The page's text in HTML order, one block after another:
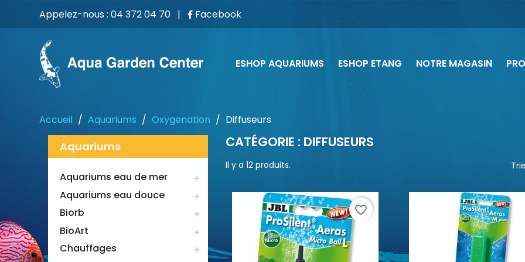
Appelez-nous : 04 372 04 70 | Facebook
ESHOP AQUARIUMS ESHOP ETANG NOTRE MAGASIN
Accueil Aquariums Oxygenation Diffuseurs
Aquariums
Aquariums eau de mer 
Aquariums eau douce 
Biorb 
BioArt 
Chauffages 
CATÉGORIE : DIFFUSEURS
Il y a 12 produits.
favorite_border